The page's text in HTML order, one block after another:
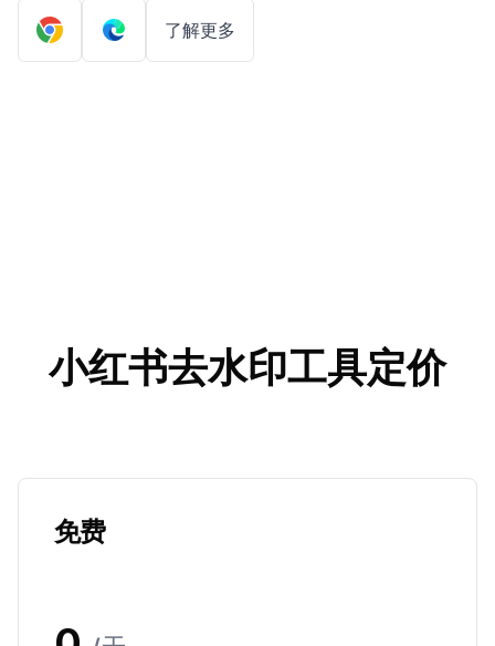
了解更多
小红书去水印工具定价
免费